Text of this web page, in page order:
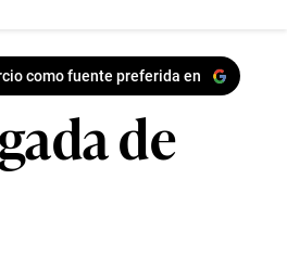
como fuente preferida en
de